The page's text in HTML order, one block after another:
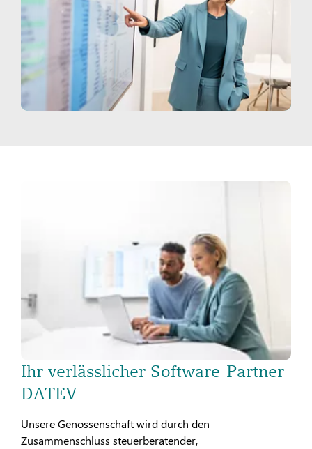
Ihr verlässlicher Software-Partner
DATEV
Unsere Genossenschaft wird durch den
Zusammenschluss steuerberatender,